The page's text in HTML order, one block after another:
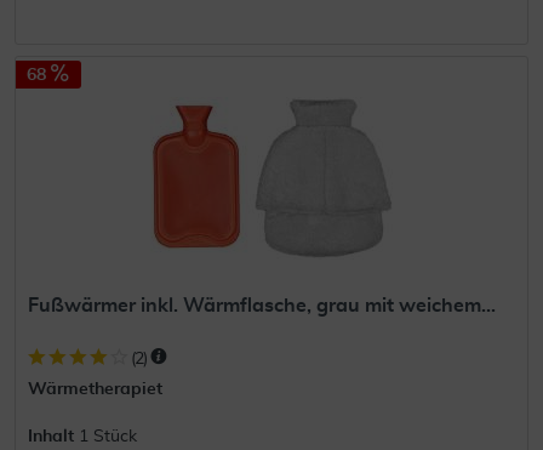
68
Fußwärmer inkl. Wärmflasche, grau mit weichem...
(2)
Wärmetherapiet
Inhalt 1 Stück